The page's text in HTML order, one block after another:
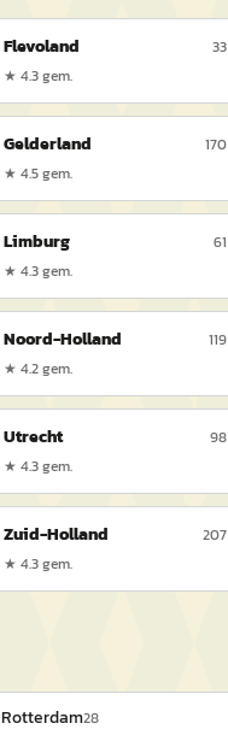
Flevoland
33
★ 4.3gem.
Gelderland
170
★ 4.5gem.
Limburg
61
★ 4.3gem.
Noord-Holland
119
★ 4.2gem.
Utrecht
98
★ 4.3gem.
Zuid-Holland
207
★ 4.3gem.
Rotterdam28